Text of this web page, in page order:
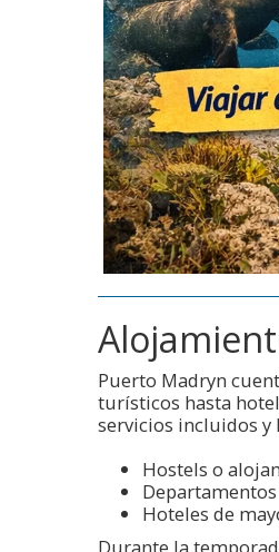
Puerto Madryn
turísticos hasta
servicios incluidos y
Hostels o
Hoteles de
Durante la